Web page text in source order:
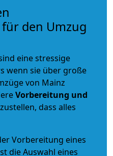
den Umzug
eine stressige
wenn sie über große
von Mainz
Vorbereitung und
dass alles
Vorbereitung eines
die Auswahl eines